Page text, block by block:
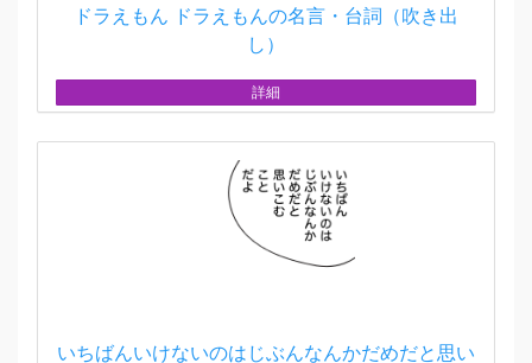
ドラえもん ドラえもんの名言・台詞（吹き出
し）
詳細
いちばんいけないのはじぶんなんかだめだと思い